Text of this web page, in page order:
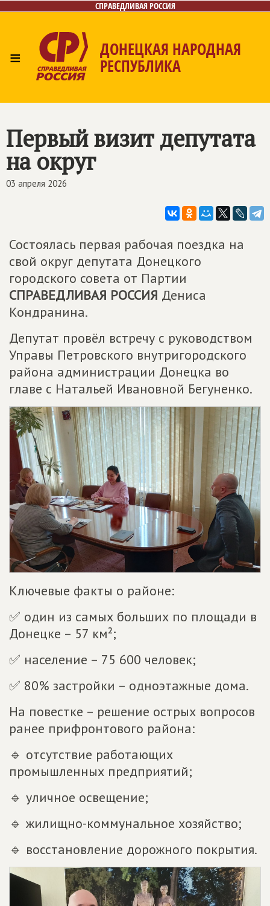
СПРАВЕДЛИВАЯ РОССИЯ
≡ ДОНЕЦКАЯ НАРОДНАЯ
РЕСПУБЛИКА
Первый визит депутата
на округ
03 апреля 2026
Состоялась первая рабочая поездка на
свой округ депутата Донецкого
городского совета от Партии
СПРАВЕДЛИВАЯ РОССИЯ Дениса
Кондранина.
Депутат провёл встречу с руководством
Управы Петровского внутригородского
района администрации Донецка во
главе с Натальей Ивановной Бегуненко.
Ключевые факты о районе:
✅ один из самых больших по площади в
Донецке – 57 км²;
✅ население – 75 600 человек;
✅ 80% застройки – одноэтажные дома.
На повестке – решение острых вопросов
ранее прифронтового района:
🔹 отсутствие работающих
промышленных предприятий;
🔹 уличное освещение;
🔹 жилищно-коммунальное хозяйство;
🔹 восстановление дорожного покрытия.